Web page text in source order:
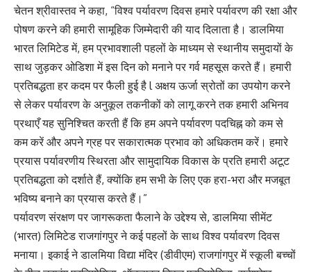
चेतन श्रीवास्तव ने कहा, “विश्व पर्यावरण दिवस हमारे पर्यावरण की रक्षा और
पोषण करने की हमारी सामूहिक जिम्मेदारी की याद दिलाता है। डालमिया
भारत लिमिटेड में, हम प्रभावशाली पहलों के माध्यम से स्थानीय समुदायों के
साथ जुड़कर ओडिशा में इस दिन को मनाने पर गर्व महसूस करते हैं। हमारी
प्रतिबद्धता हर कदम पर फैली हुई है l अक्षय ऊर्जा स्रोतों का उपयोग करने
से लेकर पर्यावरण के अनुकूल तकनीकों को लागू करने तक हमारी अभिनव
प्रथाएँ यह सुनिश्चित करती हैं कि हम अपने पर्यावरण पदचिह्न को कम से
कम करें और अपने ग्रह पर सकारात्मक प्रभाव को अधिकतम करें। हमारे
प्रयास पर्यावरणीय स्थिरता और सामुदायिक विकास के प्रति हमारी अटूट
प्रतिबद्धता को दर्शाते हैं, क्योंकि हम सभी के लिए एक हरा-भरा और मजबूत
भविष्य बनाने का प्रयास करते हैं।”
पर्यावरण संरक्षण पर जागरूकता फैलाने के उद्देश्य से, डालमिया सीमेंट
(भारत) लिमिटेड राजगांगपुर ने कई पहलों के साथ विश्व पर्यावरण दिवस
मनाया। इकाई ने डालमिया विद्या मंदिर (डीवीएम) राजगांगपुर में स्कूली बच्चों